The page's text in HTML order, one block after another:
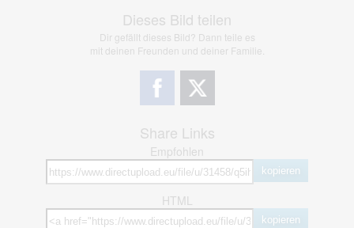
Dieses Bild teilen
Dir gefällt dieses Bild? Dann teile es
mit deinen Freunden und deiner Familie.
Share Links
Empfohlen
kopieren
HTML
kopieren